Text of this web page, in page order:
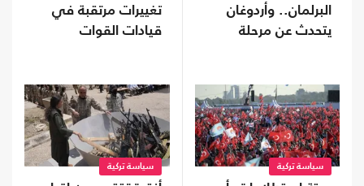
البرلمان.. وأردوغان
يتحدث عن مرحلة
تغييرات مرتقبة في
قيادات القوات
سياسة تركية سياسة تركية